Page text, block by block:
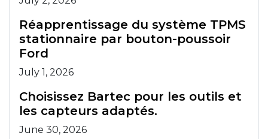
Réapprentissage du système TPMS
stationnaire par bouton-poussoir
Ford
July 1, 2026
Choisissez Bartec pour les outils et
les capteurs adaptés.
June 30, 2026